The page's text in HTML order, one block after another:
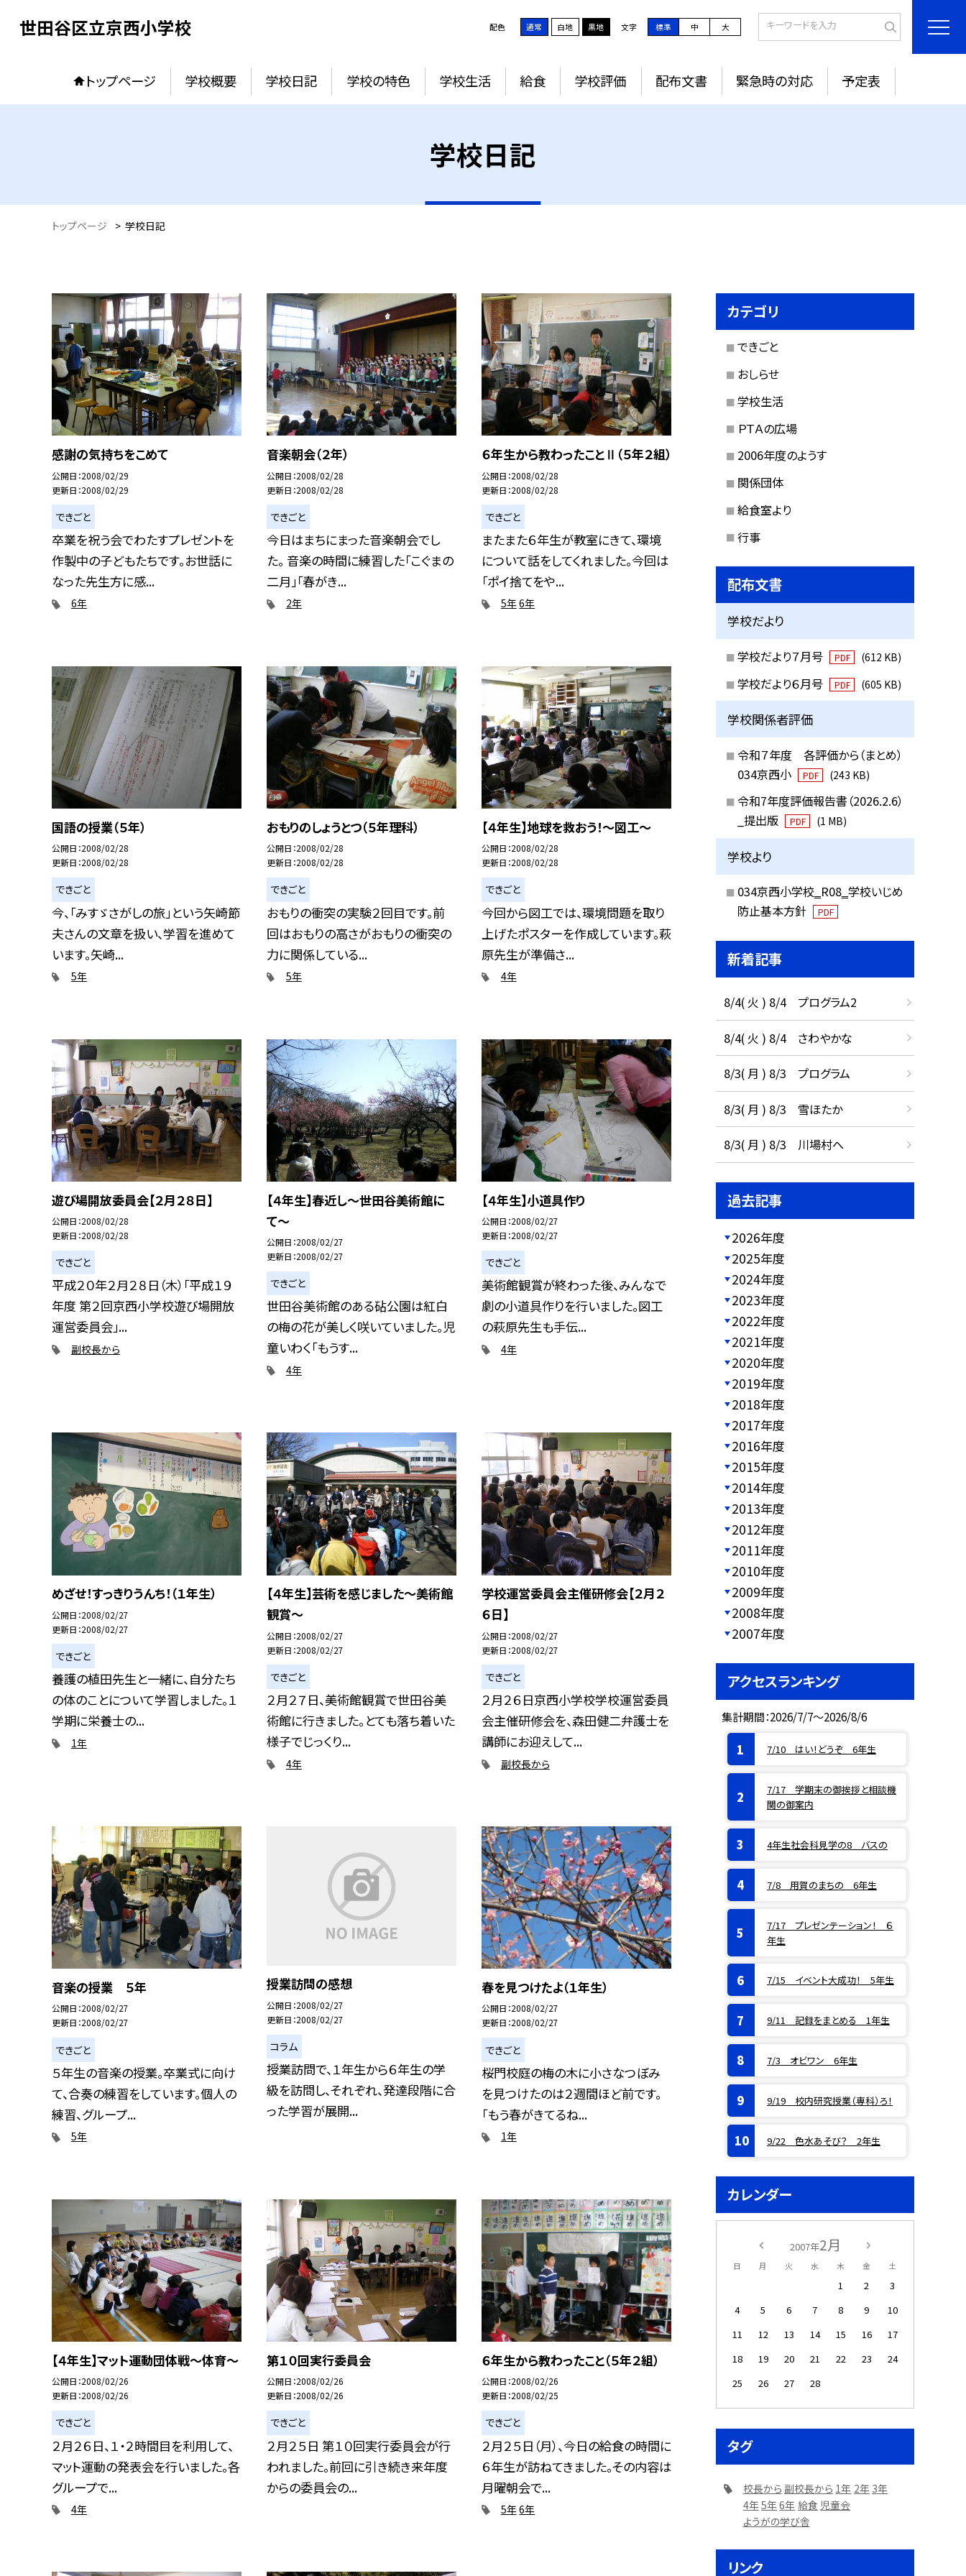
世田谷区立京西小学校 配色 通常 白地 黒地 文字 標準 中 大
トップページ 学校概要 学校日記 学校の特色 学校生活 給食 学校評価 配布文書 緊急時の対応 予定表
学校日記
トップページ > 学校日記
感謝の気持ちをこめて
公開日 2008/02/29
更新日 2008/02/29
できごと
卒業を祝う会でわたすプレゼントを
作製中の子どもたちです。お世話に
なった先生方に感...
6年
音楽朝会（２年）
公開日 2008/02/28
更新日 2008/02/28
できごと
今日はまちにまった音楽朝会でし
た。 音楽の時間に練習した「こぐまの
二月」「春がき...
2年
６年生から教わったことⅡ（５年２組）
公開日 2008/02/28
更新日 2008/02/28
できごと
またまた６年生が教室にきて、環境
について話をしてくれました。今回は
「ポイ捨てをや...
5年6年
国語の授業（５年）
公開日 2008/02/28
更新日 2008/02/28
できごと
今、「みすゞさがしの旅」という矢崎節
夫さんの文章を扱い、学習を進めて
います。矢崎...
5年
おもりのしょうとつ（５年理科）
公開日 2008/02/28
更新日 2008/02/28
できごと
おもりの衝突の実験２回目です。前
回はおもりの高さがおもりの衝突の
力に関係している...
5年
【４年生】地球を救おう！〜図工〜
公開日 2008/02/28
更新日 2008/02/28
できごと
今回から図工では、環境問題を取り
上げたポスターを作成しています。萩
原先生が準備さ...
4年
遊び場開放委員会【２月２８日】
公開日 2008/02/28
更新日 2008/02/28
できごと
平成２０年２月２８日（木）「平成１９
年度 第２回京西小学校遊び場開放
運営委員会」...
副校長から
【４年生】春近し〜世田谷美術館に
て〜
公開日 2008/02/27
更新日 2008/02/27
できごと
世田谷美術館のある砧公園は紅白
の梅の花が美しく咲いていました。児
童いわく「もうす...
4年
【４年生】小道具作り
公開日 2008/02/27
更新日 2008/02/27
できごと
美術館観賞が終わった後、みんなで
劇の小道具作りを行いました。図工
の萩原先生も手伝...
4年
めざせ！すっきりうんち！（１年生）
公開日 2008/02/27
更新日 2008/02/27
できごと
養護の植田先生と一緒に、自分たち
の体のことについて学習しました。１
学期に栄養士の...
1年
【４年生】芸術を感じました〜美術館
観賞〜
公開日 2008/02/27
更新日 2008/02/27
できごと
２月２７日、美術館観賞で世田谷美
術館に行きました。とても落ち着いた
様子でじっくり...
4年
学校運営委員会主催研修会【２月２
６日】
公開日 2008/02/27
更新日 2008/02/27
できごと
２月２６日京西小学校学校運営委員
会主催研修会を、森田健二弁護士を
講師にお迎えして...
副校長から
音楽の授業 ５年
公開日 2008/02/27
更新日 2008/02/27
できごと
５年生の音楽の授業。卒業式に向け
て、合奏の練習をしています。個人の
練習、グループ...
5年
授業訪問の感想
公開日 2008/02/27
更新日 2008/02/27
コラム
授業訪問で、１年生から６年生の学
級を訪問し、それぞれ、発達段階に合
った学習が展開...
春を見つけたよ（１年生）
公開日 2008/02/27
更新日 2008/02/27
できごと
桜門校庭の梅の木に小さなつぼみ
を見つけたのは２週間ほど前です。
「もう春がきてるね...
1年
【４年生】マット運動団体戦〜体育〜
公開日 2008/02/26
更新日 2008/02/26
できごと
２月２６日、１・２時間目を利用して、
マット運動の発表会を行いました。各
グループで...
4年
第１０回実行委員会
公開日 2008/02/26
更新日 2008/02/26
できごと
２月２５日 第１０回実行委員会が行
われました。前回に引き続き来年度
からの委員会の...
６年生から教わったこと（５年２組）
公開日 2008/02/26
更新日 2008/02/25
できごと
２月２５日（月）、今日の給食の時間に
６年生が訪ねてきました。その内容は
月曜朝会で...
5年6年
カテゴリ
できごと
おしらせ
学校生活
ＰＴＡの広場
2006年度のようす
関係団体
給食室より
行事
配布文書
学校だより
学校だより７月号 PDF (612 KB)
学校だより６月号 PDF (605 KB)
学校関係者評価
令和７年度 各評価から（まとめ）
034京西小
PDF (243 KB)
令和7年度評価報告書（2026.2.6）
_提出版
PDF (1 MB)
学校より
034京西小学校‗R08‗学校いじめ
防止基本方針
PDF
新着記事
8/4( 火 ) 8/4 プログラム2
8/4( 火 ) 8/4 さわやかな
8/3( 月 ) 8/3 プログラム
8/3( 月 ) 8/3 雪ほたか
8/3( 月 ) 8/3 川場村へ
過去記事
2026年度
2025年度
2024年度
2023年度
2022年度
2021年度
2020年度
2019年度
2018年度
2017年度
2016年度
2015年度
2014年度
2013年度
2012年度
2011年度
2010年度
2009年度
2008年度
2007年度
アクセスランキング
集計期間：2026/7/7～2026/8/6
7/10 はい！どうぞ 6年生
7/17 学期末の御挨拶と相談機
関の御案内
4年生社会科見学の8 バスの
7/8 用賀のまちの 6年生
7/17 プレゼンテーション！ ６
年生
7/15 イベント大成功！ 5年生
9/11 記録をまとめる 1年生
7/3 オビワン 6年生
9/19 校内研究授業（専科）ろ！
9/22 色水あそび？ 2年生
カレンダー
2007年2月
日 月 火 水 木 金 土
1 2
3
4
5 6 7 8 9
10
11
12 13 14 15 16
17
18
19 20 21 22 23
24
25
26 27 28
タグ
校長から 副校長から 1年 2年 3年
4年5年6年 給食 児童会
ようがの学び舎
リンク